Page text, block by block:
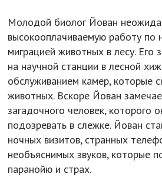
Молодой биолог Йован
высокооплачиваемую работу по
миграцией животных в лесу. Его
на научной станции в лесной
обслуживанием камер, которые
животных. Вскоре Йован
загадочного человек, которого
подозревать в слежке. Йован
ночных визитов, странных
необъяснимых звуков, которые
паранойю и страх.